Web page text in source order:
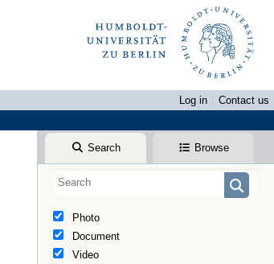
Log in
Contact us
Search Browse
Photo
Document
Video